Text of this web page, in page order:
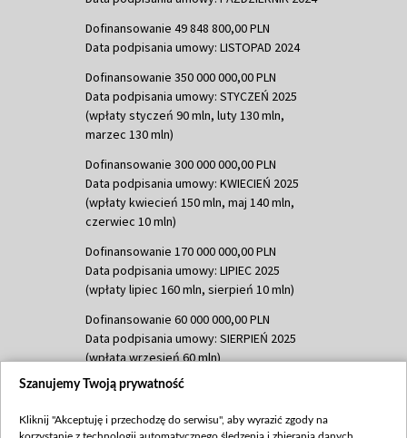
Dofinansowanie 49 848 800,00 PLN
Data podpisania umowy: LISTOPAD 2024
Dofinansowanie 350 000 000,00 PLN
Data podpisania umowy: STYCZEŃ 2025
(wpłaty styczeń 90 mln, luty 130 mln,
marzec 130 mln)
Dofinansowanie 300 000 000,00 PLN
Data podpisania umowy: KWIECIEŃ 2025
(wpłaty kwiecień 150 mln, maj 140 mln,
czerwiec 10 mln)
Dofinansowanie 170 000 000,00 PLN
Data podpisania umowy: LIPIEC 2025
(wpłaty lipiec 160 mln, sierpień 10 mln)
Dofinansowanie 60 000 000,00 PLN
Data podpisania umowy: SIERPIEŃ 2025
(wpłata wrzesień 60 mln)
Dofinansowanie 635 783 051,21 PLN
(wpłata wrzesień 100 mln, październik 350
Szanujemy Twoją prywatność
Kliknij "Akceptuję i przechodzę do serwisu", aby wyrazić zgody na